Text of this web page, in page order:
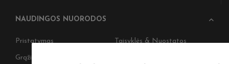
NAUDINGOS NUORODOS
Pristatymas Taisyklės & Nuostatos
Grąžinimas